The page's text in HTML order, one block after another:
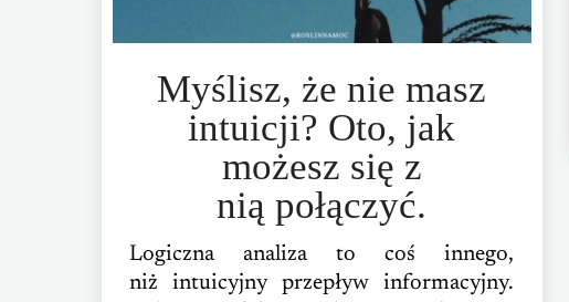
Myślisz, że nie masz
intuicji? Oto, jak
możesz się z
nią połączyć.
Logiczna analiza to coś innego,
niż intuicyjny przepływ informacyjny.